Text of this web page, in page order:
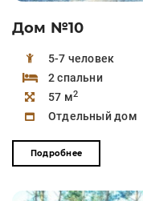
Дом №10
5-7 человек
2 спальни
57 м2
Отдельный дом
Подробнее